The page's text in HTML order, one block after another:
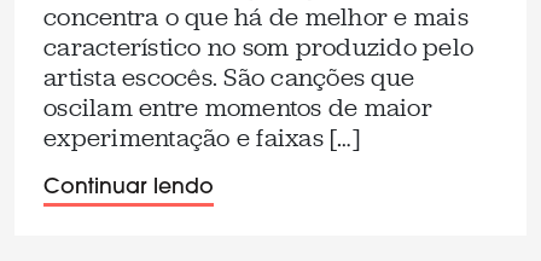
concentra o que há de melhor e mais
característico no som produzido pelo
artista escocês. São canções que
oscilam entre momentos de maior
experimentação e faixas […]
Continuar lendo